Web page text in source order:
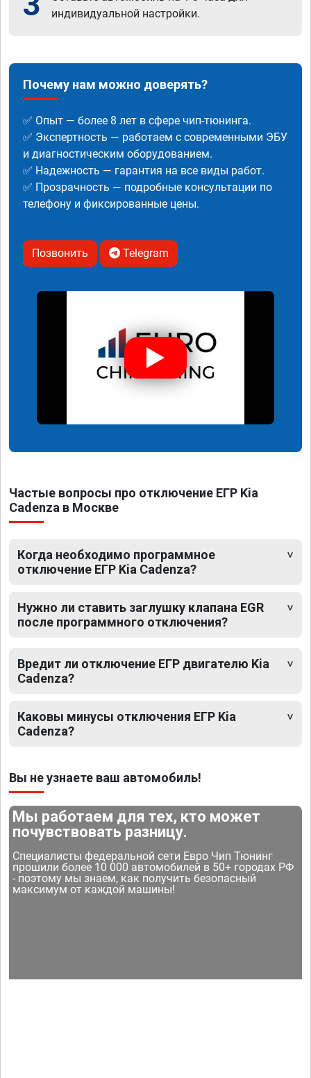
индивидуальной настройки.
Почему нам можно доверять?
✅ Опыт — более 8 лет в сфере чип-тюнинга.
✅ Экспертность — работаем с современными ЭБУ
и диагностическим оборудованием.
✅ Надежность — гарантия на все виды работ.
✅ Прозрачность — подробные консультации по
телефону и фиксированные цены.
Позвонить Telegram
Частые вопросы про отключение ЕГР Kia
Cadenza в Москве
Когда необходимо программное
отключение ЕГР Kia Cadenza?
Нужно ли ставить заглушку клапана EGR
после программного отключения?
Вредит ли отключение ЕГР двигателю Kia
Cadenza?
Каковы минусы отключения ЕГР Kia
Cadenza?
Вы не узнаете ваш автомобиль!
Мы работаем для тех, кто может
почувствовать разницу.
Специалисты федеральной сети Евро Чип Тюнинг
прошили более 10 000 автомобилей в 50+ городах РФ
- поэтому мы знаем, как получить безопасный
максимум от каждой машины!